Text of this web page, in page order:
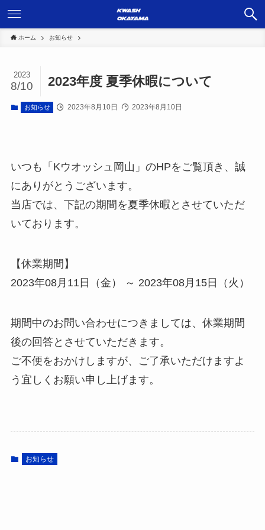
ホーム お知らせ
2023年度 夏季休暇について
2023
8/10
お知らせ 2023年8月10日 2023年8月10日
いつも「Kウオッシュ岡山」のHPをご覧頂き、誠
にありがとうございます。
当店では、下記の期間を夏季休暇とさせていただ
いております。
【休業期間】
2023年08月11日（金） ～ 2023年08月15日（火）
期間中のお問い合わせにつきましては、休業期間
後の回答とさせていただきます。
ご不便をおかけしますが、ご了承いただけますよ
う宜しくお願い申し上げます。
お知らせ